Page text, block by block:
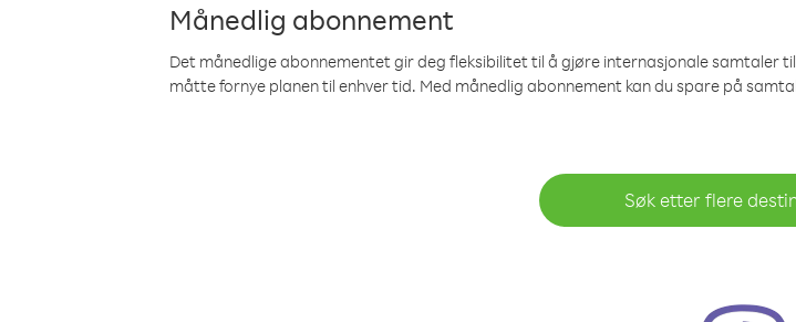
Månedlig abonnement
Det månedlige abonnementet gir deg fleksibilitet til å gjøre internasjonale samtaler
måtte fornye planen til enhver tid. Med månedlig abonnement kan du spare på
Søk etter flere